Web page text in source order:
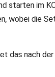
starten im
wobei die
das nach der